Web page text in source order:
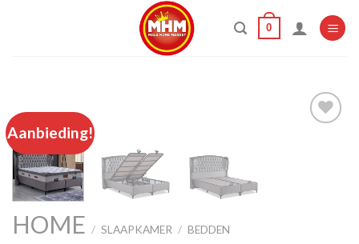
0
Aanbieding!
HOME / SLAAPKAMER / BEDDEN